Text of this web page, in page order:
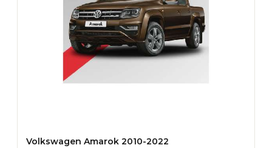
Volkswagen Amarok 2010-2022